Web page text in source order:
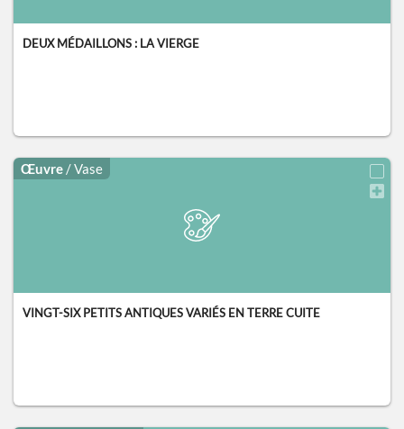
DEUX MÉDAILLONS : LA VIERGE
Œuvre / Vase
VINGT-SIX PETITS ANTIQUES VARIÉS EN TERRE CUITE